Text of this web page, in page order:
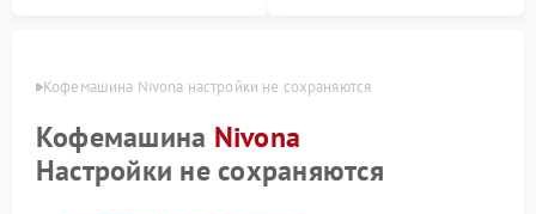
Кофемашина Nivona настройки не сохраняются
Кофемашина Nivona
Настройки не сохраняются